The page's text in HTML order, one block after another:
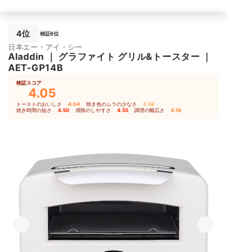
4位 検証6位
日本エー・アイ・シー
Aladdin グラファイト グリル&トースター
AET-GP14B
検証スコア
4.05
トーストのおいしさ 4.04 焼き色のムラの少なさ 3.59
焼き時間の短さ 4.50 掃除のしやすさ 4.55 調理の幅広さ 4.16